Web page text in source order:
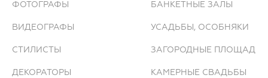
ФОТОГРАФЫ
ВИДЕОГРАФЫ
СТИЛИСТЫ
ДЕКОРАТОРЫ
БАНКЕТНЫЕ ЗАЛЫ
УСАДЬБЫ, ОСОБНЯКИ
ЗАГОРОДНЫЕ ПЛОЩАДКИ
КАМЕРНЫЕ СВАДЬБЫ